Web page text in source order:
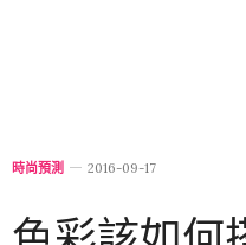
時尚預測 2016-09-17